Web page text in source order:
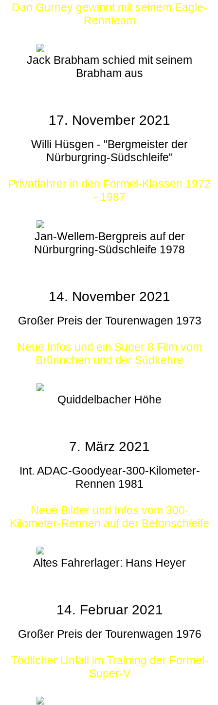
Dan Gurney gewinnt mit seinem Eagle-
Rennteam
Jack Brabham schied mit seinem
Brabham aus
17. November 2021
Willi Hüsgen - "Bergmeister der
Nürburgring-Südschleife"
Privatfahrer in den Formel-Klassen 1972
- 1987
Jan-Wellem-Bergpreis auf der
Nürburgring-Südschleife 1978
14. November 2021
Großer Preis der Tourenwagen 1973
Neue Infos und ein Super 8 Film vom
Brünnchen und der Südkehre
Quiddelbacher Höhe
7. März 2021
Int. ADAC-Goodyear-300-Kilometer-
Rennen 1981
Neue Bilder und Infos vom 300-
Kilometer-Rennen auf der Betonschleife
Altes Fahrerlager: Hans Heyer
14. Februar 2021
Großer Preis der Tourenwagen 1976
Tödlicher Unfall im Training der Formel-
Super-V